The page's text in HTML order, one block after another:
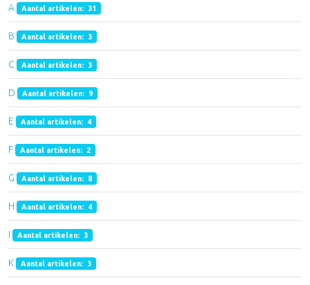
A Aantal artikelen: 31
B Aantal artikelen: 3
C Aantal artikelen: 3
D Aantal artikelen: 9
E Aantal artikelen: 4
F Aantal artikelen: 2
G Aantal artikelen: 8
H Aantal artikelen: 4
I Aantal artikelen: 3
K Aantal artikelen: 3